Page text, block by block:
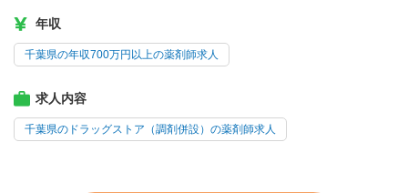
年収
千葉県の年収700万円以上の薬剤師求人
求人内容
千葉県のドラッグストア（調剤併設）の薬剤師求人